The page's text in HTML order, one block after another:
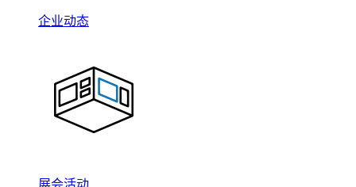
企业动态